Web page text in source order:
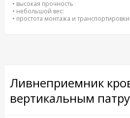
• высокая прочность
• небольшой вес:
• простота монтажа и транспортировки
Ливнеприемник
вертикальным